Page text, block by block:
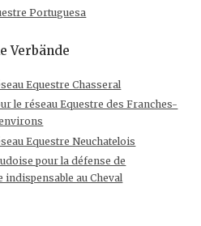
Portuguesa
Verbände
Equestre Chasseral
le réseau Equestre des Franches-
Equestre Neuchatelois
pour la défense de
au Cheval